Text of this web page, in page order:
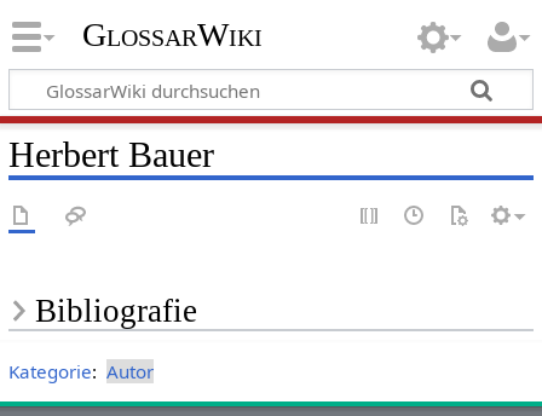
GlossarWiki
Herbert Bauer
Bibliografie
Kategorie: Autor